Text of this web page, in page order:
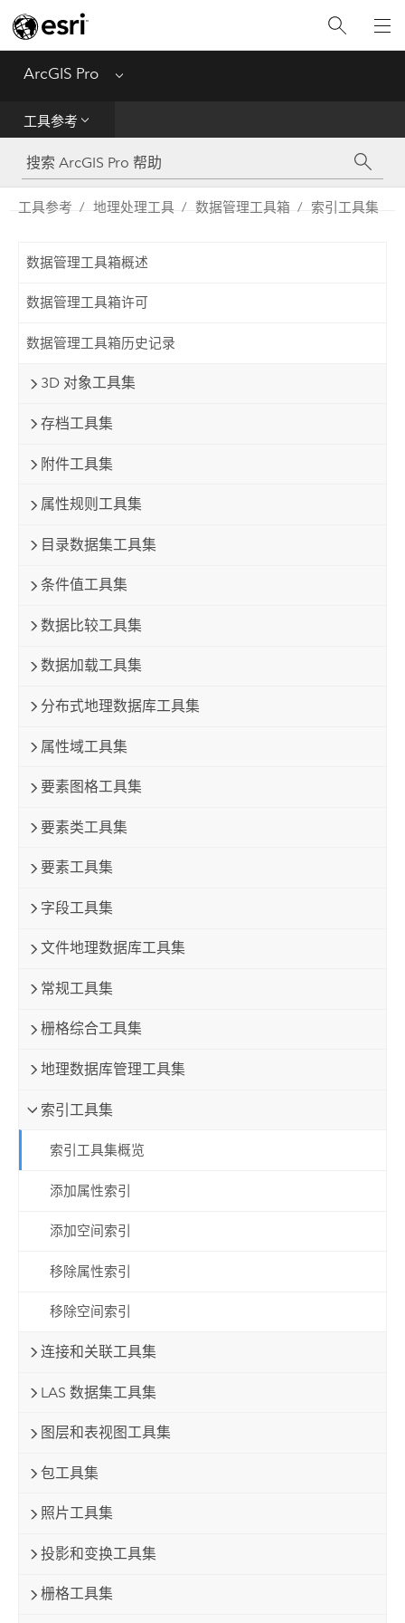
ArcGIS Pro Menu
工具参考
工具参考
Python
工具参考 地理处理工具 数据管理工具箱 索引工具集
数据管理工具箱概述
数据管理工具箱许可
数据管理工具箱历史记录
3D 对象工具集
存档工具集
附件工具集
属性规则工具集
目录数据集工具集
条件值工具集
数据比较工具集
数据加载工具集
分布式地理数据库工具集
属性域工具集
要素图格工具集
要素类工具集
要素工具集
字段工具集
文件地理数据库工具集
常规工具集
栅格综合工具集
地理数据库管理工具集
索引工具集
索引工具集概览
添加属性索引
添加空间索引
移除属性索引
移除空间索引
连接和关联工具集
LAS 数据集工具集
图层和表视图工具集
包工具集
照片工具集
投影和变换工具集
栅格工具集